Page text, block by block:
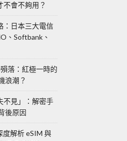
不會不夠用？
：日本三大電信
、Softbank、
落：紅極一時的
浪潮？
不見」：解密手
後原因
度解析 eSIM 與